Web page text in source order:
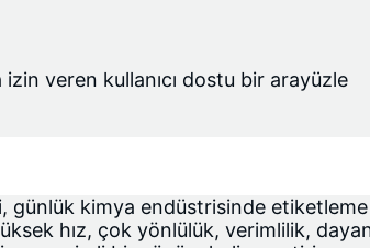
veren kullanıcı dostu bir arayüzle
günlük kimya endüstrisinde
hız, çok yönlülük, verimlilik,